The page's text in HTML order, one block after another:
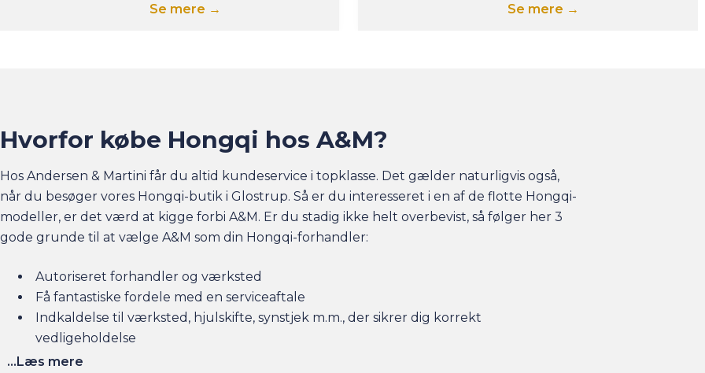
Se mere → Se mere →
Hvorfor købe Hongqi hos A&M?
Hos Andersen & Martini får du altid kundeservice i topklasse. Det gælder naturligvis også,
når du besøger vores Hongqi-butik i Glostrup. Så er du interesseret i en af de flotte Hongqi-
modeller, er det værd at kigge forbi A&M. Er du stadig ikke helt overbevist, så følger her 3
gode grunde til at vælge A&M som din Hongqi-forhandler:
Autoriseret forhandler og værksted
Få fantastiske fordele med en serviceaftale
Indkaldelse til værksted, hjulskifte, synstjek m.m., der sikrer dig korrekt
vedligeholdelse
...Læs mere